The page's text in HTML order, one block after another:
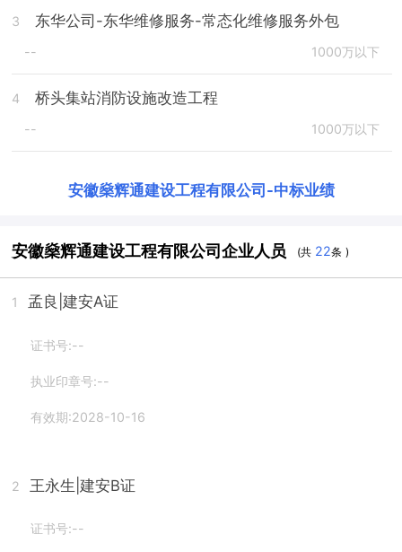
3 东华公司-东华维修服务-常态化维修服务外包
-- 1000万以下
4 桥头集站消防设施改造工程
-- 1000万以下
安徽燊辉通建设工程有限公司 -中标业绩
安徽燊辉通建设工程有限公司企业人员 (共 22条 )
1 孟良 |建安A证
证书号:--
执业印章号:--
有效期:2028-10-16
2 王永生 |建安B证
证书号:--